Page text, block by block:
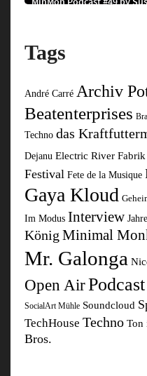
Tags
André Carré Archiv
Beatenterprises
Techno das
Dejanu Electric River Fabrik
Festival Fete de la Musique
Gaya Kloud
Im Modus Interview
König Minimal
Mr. Galonga
Open AirPodcast
SocialArt Mühle Soundcloud
TechHouse Techno Ton
Bros.